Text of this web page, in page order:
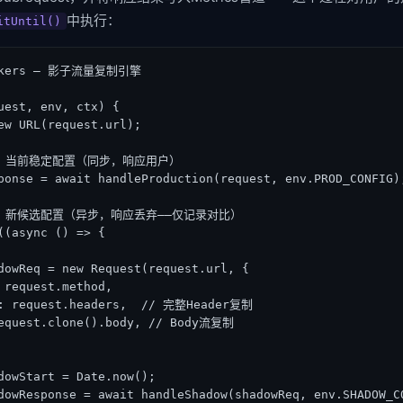
中执行：
— 影子流量复制引擎
env, ctx) {
URL(request.url);
前稳定配置（同步，响应用户）
= await handleProduction(request,
候选配置（异步，响应丢弃——仅记录对比）
() => {
= new Request(request.url, {
request.headers,  // 完整Header复制
// Body流复制
= Date.now();
= await handleShadow(shadowReq,